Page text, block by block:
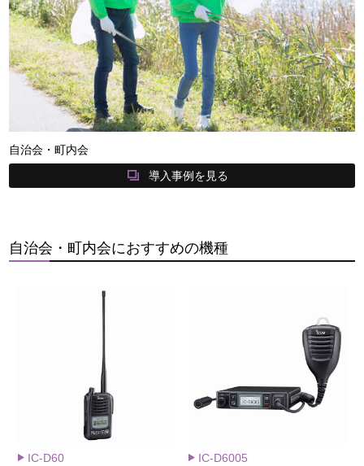
自治会・町内会
導入事例を見る
自治会・町内会におすすめの機種
IC-D60 IC-D6005